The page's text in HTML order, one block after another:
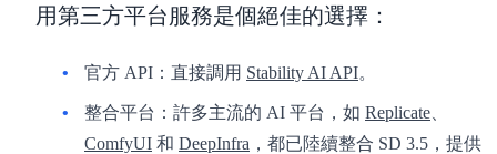
用第三方平台服務是個絕佳的選擇：
官方 API ：直接調用 Stability AI API。
整合平台 ：許多主流的 AI 平台，如 Replicate
ComfyUI 和 DeepInfra ，都已陸續整合 SD 3.5，提供